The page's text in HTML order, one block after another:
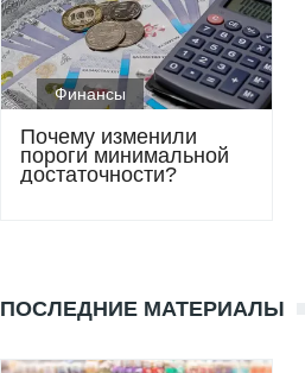
Финансы
Почему изменили
пороги минимальной
достаточности?
ПОСЛЕДНИЕ МАТЕРИАЛЫ